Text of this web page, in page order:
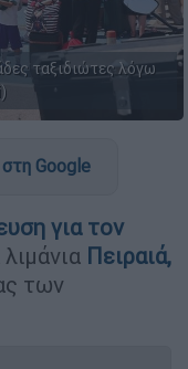
ταξιδιώτες λόγω
Google
για τον
Πειραιά,
των